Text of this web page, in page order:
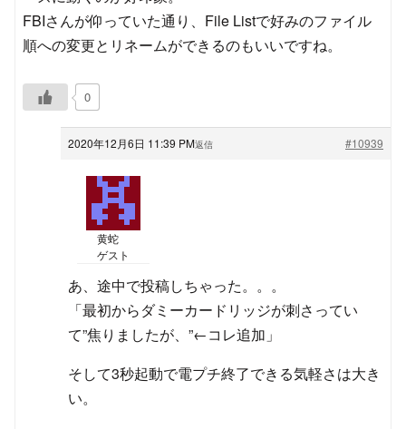
FBIさんが仰っていた通り、File Listで好みのファイル
順への変更とリネームができるのもいいですね。
0
2020年12月6日 11:39 PM #10939
返信
黄蛇
ゲスト
あ、途中で投稿しちゃった。。。
「最初からダミーカードリッジが刺さってい
て”焦りましたが、”←コレ追加」
そして3秒起動で電プチ終了できる気軽さは大き
い。